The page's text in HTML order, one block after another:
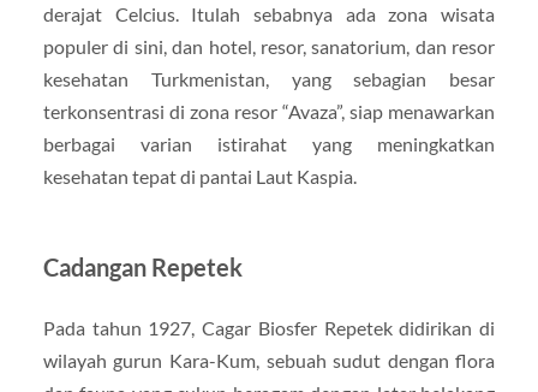
derajat Celcius. Itulah sebabnya ada zona wisata
populer di sini, dan hotel, resor, sanatorium, dan resor
kesehatan Turkmenistan, yang sebagian besar
terkonsentrasi di zona resor “Avaza”, siap menawarkan
berbagai varian istirahat yang meningkatkan
kesehatan tepat di pantai Laut Kaspia.
Cadangan Repetek
Pada tahun 1927, Cagar Biosfer Repetek didirikan di
wilayah gurun Kara-Kum, sebuah sudut dengan flora